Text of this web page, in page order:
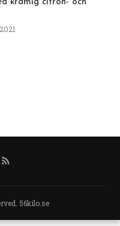
krämig citron- och
56kilo.se